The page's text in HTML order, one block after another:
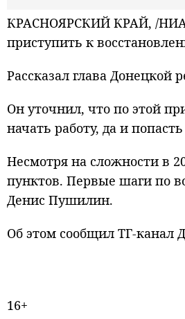
КРАСНОЯРСКИЙ КРАЙ, /
приступить к
Рассказал глава
Он уточнил, что по этой
начать работу, да и
Несмотря на сложности в
пунктов. Первые шаги по
Денис Пушилин.
Об этом сообщил ТГ-канал
16+